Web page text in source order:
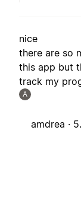
nice
there are so
this app but
track my
A
amdrea ·